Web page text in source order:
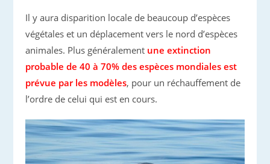
Il y aura disparition locale de beaucoup d’espèces
végétales et un déplacement vers le nord d’espèces
animales. Plus généralement une extinction
probable de 40 à 70% des espèces mondiales est
prévue par les modèles, pour un réchauffement de
l’ordre de celui qui est en cours.